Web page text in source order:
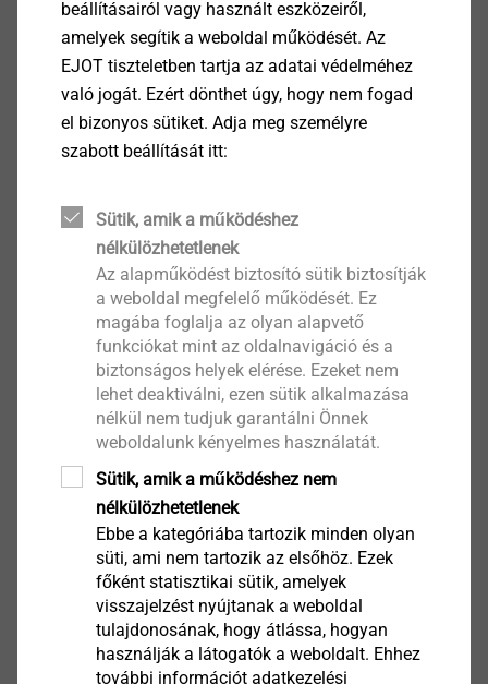
Mutass többet
components which are to be connected must be
accessible for processing. The blind rivet is installed
by pulling back the mandrel with a special tool,
whereupon the mandrel head penetrates into the rivet
and expands the protruding material to a closing
head.
Installation process blind rivets:
The blind rivet's mandrel is set into the
installation tool and then inserted into the rivet
beállításairól vagy használt eszközeiről,
amelyek segítik a weboldal működését. Az
EJOT tiszteletben tartja az adatai védelméhez
való jogát. Ezért dönthet úgy, hogy nem fogad
el bizonyos sütiket. Adja meg személyre
szabott beállítását itt:
Sütik, amik a működéshez
nélkülözhetetlenek
Az alapműködést biztosító sütik biztosítják
a weboldal megfelelő működését. Ez
magába foglalja az olyan alapvető
funkciókat mint az oldalnavigáció és a
biztonságos helyek elérése. Ezeket nem
lehet deaktiválni, ezen sütik alkalmazása
nélkül nem tudjuk garantálni Önnek
weboldalunk kényelmes használatát.
Sütik, amik a működéshez nem
nélkülözhetetlenek
Ebbe a kategóriába tartozik minden olyan
süti, ami nem tartozik az elsőhöz. Ezek
főként statisztikai sütik, amelyek
visszajelzést nyújtanak a weboldal
tulajdonosának, hogy átlássa, hogyan
használják a látogatók a weboldalt. Ehhez
további információt adatkezelési